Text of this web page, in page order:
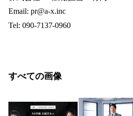
Email: pr@a-x.inc
Tel: 090-7137-0960
すべての画像